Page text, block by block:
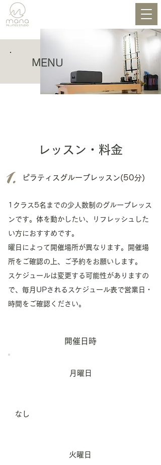
MENU
レッスン・料金
ピラティスグループレッスン(50分)
1クラス5名までの少人数制のグループレッス
ンです。体を動かしたい、リフレッシュした
い方におすすめです。
曜日によって開催場所が異なります。開催場
所をご確認の上、ご予約をお願いします。
スケジュールは変更する可能性がありますの
で、毎月UPされるスケジュール表で営業日・
時間をご確認ください。
開催日時
月曜日
​なし
火曜日